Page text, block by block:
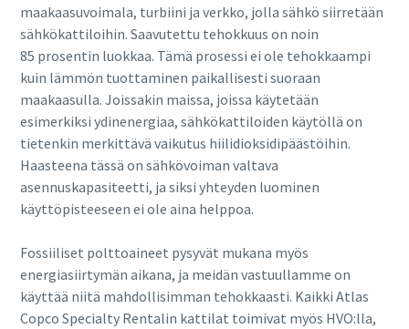
maakaasuvoimala, turbiini ja verkko, jolla sähkö siirretään
sähkökattiloihin. Saavutettu tehokkuus on noin
85 prosentin luokkaa. Tämä prosessi ei ole tehokkaampi
kuin lämmön tuottaminen paikallisesti suoraan
maakaasulla. Joissakin maissa, joissa käytetään
esimerkiksi ydinenergiaa, sähkökattiloiden käytöllä on
tietenkin merkittävä vaikutus hiilidioksidipäästöihin.
Haasteena tässä on sähkövoiman valtava
asennuskapasiteetti, ja siksi yhteyden luominen
käyttöpisteeseen ei ole aina helppoa.
Fossiiliset polttoaineet pysyvät mukana myös
energiasiirtymän aikana, ja meidän vastuullamme on
käyttää niitä mahdollisimman tehokkaasti. Kaikki Atlas
Copco Specialty Rentalin kattilat toimivat myös HVO:lla,